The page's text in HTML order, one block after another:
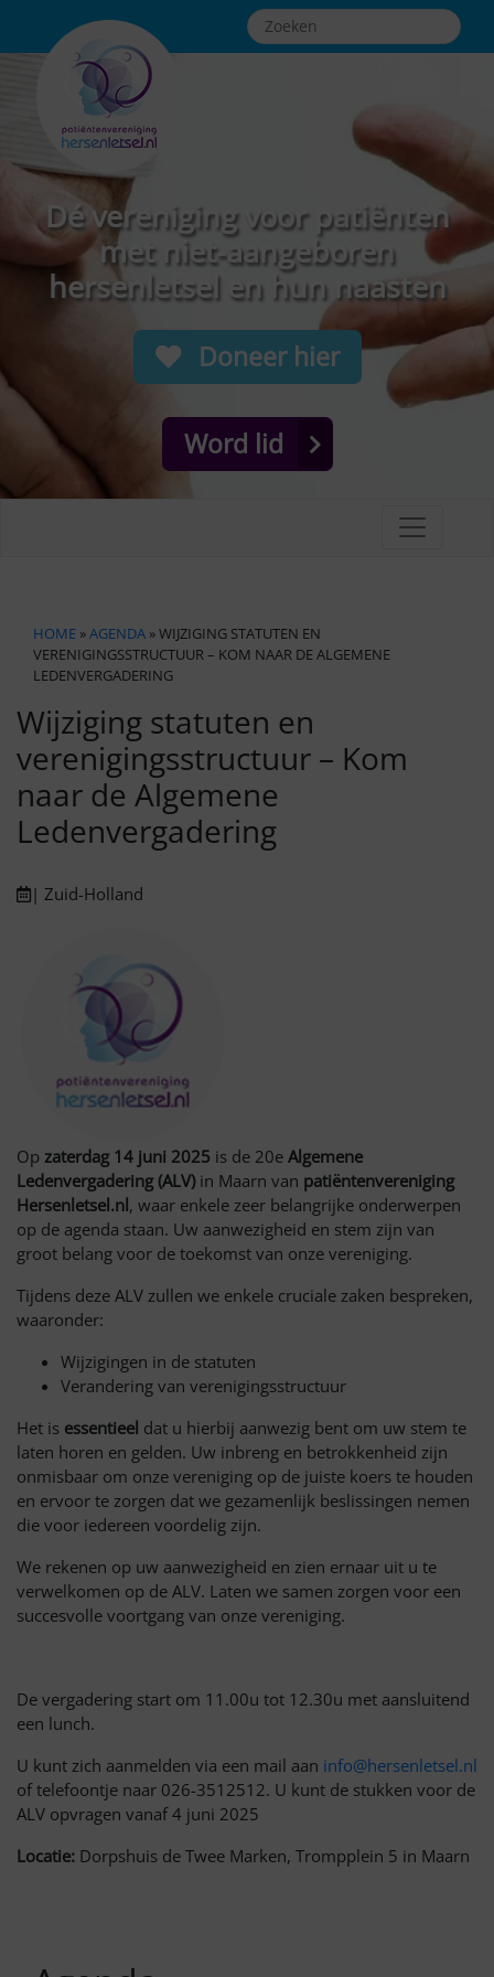
Dé vereniging voor patiënten
met niet-aangeboren
hersenletsel en hun naasten
Doneer hier
Word lid
HOME »AGENDA » WIJZIGING STATUTEN EN
VERENIGINGSSTRUCTUUR – KOM NAAR DE ALGEMENE
LEDENVERGADERING
Wijziging statuten en
verenigingsstructuur – Kom
naar de Algemene
Ledenvergadering
| Zuid-Holland
Op zaterdag 14 juni 2025 is de 20e Algemene
Ledenvergadering (ALV) in Maarn van patiëntenvereniging
Hersenletsel.nl, waar enkele zeer belangrijke onderwerpen
op de agenda staan. Uw aanwezigheid en stem zijn van
groot belang voor de toekomst van onze vereniging.
Tijdens deze ALV zullen we enkele cruciale zaken bespreken,
waaronder:
Wijzigingen in de statuten
Verandering van verenigingsstructuur
Het is essentieel dat u hierbij aanwezig bent om uw stem te
laten horen en gelden. Uw inbreng en betrokkenheid zijn
onmisbaar om onze vereniging op de juiste koers te houden
en ervoor te zorgen dat we gezamenlijk beslissingen nemen
die voor iedereen voordelig zijn.
We rekenen op uw aanwezigheid en zien ernaar uit u te
verwelkomen op de ALV. Laten we samen zorgen voor een
succesvolle voortgang van onze vereniging.
De vergadering start om 11.00u tot 12.30u met aansluitend
een lunch.
U kunt zich aanmelden via een mail aan info@hersenletsel.nl
of telefoontje naar 026-3512512. U kunt de stukken voor de
ALV opvragen vanaf 4 juni 2025
Locatie: Dorpshuis de Twee Marken, Trompplein 5 in Maarn